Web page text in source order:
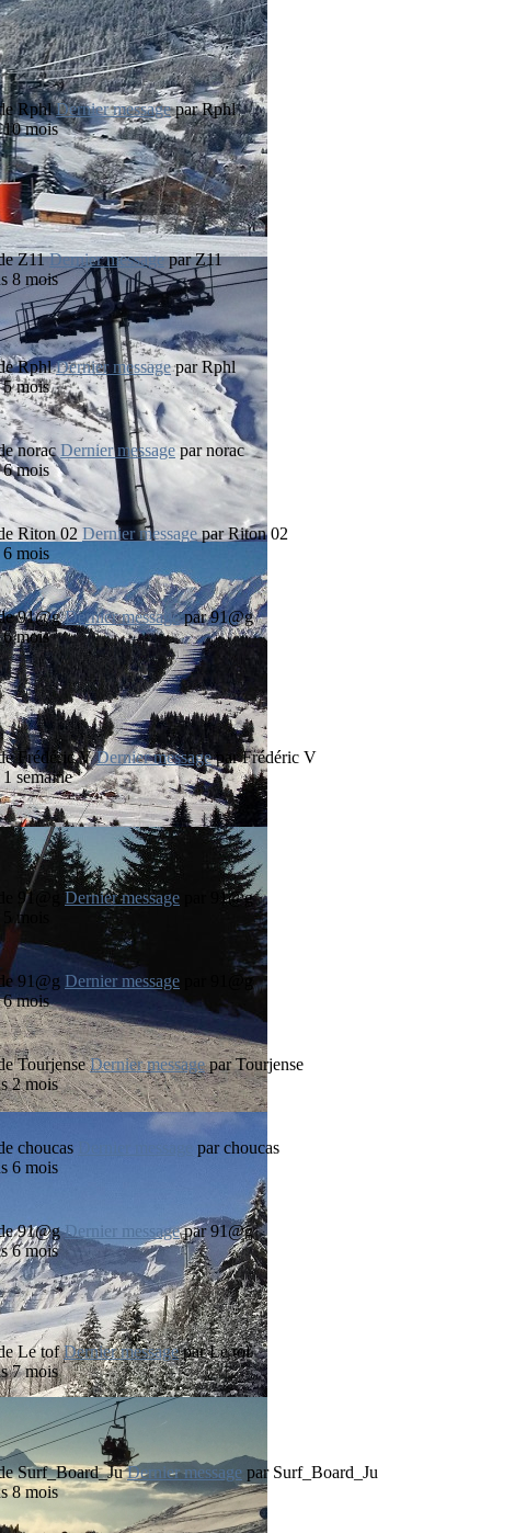
Dernier messageparRphl
mois
Dernier messageparZ11
8 mois
Dernier messageparRphl
mois
Dernier messageparnorac
mois
Dernier message parRiton 02
mois
Dernier messagepar91@g
mois
Dernier messageparFrédéric V
semaine
Dernier message
91@g
mois
Dernier message
91@g
mois
Dernier messageparTourjense
2 mois
parchoucas
6 mois
Dernier messagepar91@g
6 mois
Dernier messageparLe tof
7 mois
Dernier message par Surf_Board_Ju
8 mois